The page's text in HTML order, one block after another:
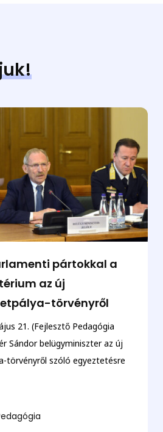
pártokkal a
az új
törvényről
21. (Fejlesztő Pedagógia
Sándor belügyminiszter az új
törvényről szóló egyeztetésre